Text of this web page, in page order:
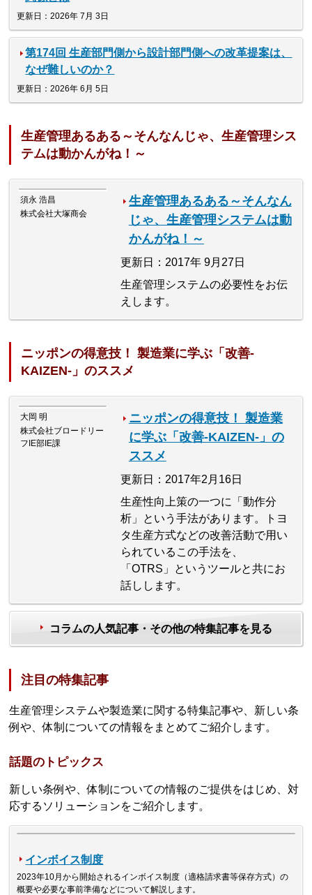
更新日：2026年 7月 3日
第174回 生産部門側から設計部門側への改革提案は、
なぜ難しいのか？
更新日：2026年 6月 5日
生産管理あるある～そんなんじゃ、生産管理シス
テムは動かんがね！～
生産管理あるある～そんなん
じゃ、生産管理システムは動
かんがね！～
更新日：2017年 9月27日
生産管理システムの必要性をお伝
えします。
須永 浩昌
株式会社大塚商会
ニッポンの得意技！ 製造業に学ぶ「改善-
KAIZEN-」のススメ
ニッポンの得意技！ 製造業
に学ぶ「改善-KAIZEN-」の
ススメ
更新日：2017年2月16日
生産性向上策の一つに「動作分
析」という手法があります。トヨ
タ生産方式などの改善活動で用い
られているこの手法を、
「OTRS」というツールと共にお
話しします。
大岡 明
株式会社ブロードリー
フIE部IE課
コラムの人気記事・その他の特集記事を見る
注目の特集記事
生産管理システムや製造業に関する特集記事や、新しい条
例や、体制についての情報をまとめてご紹介します。
話題のトピックス
新しい条例や、体制についての情報のご提供をはじめ、対
応するソリューションをご紹介します。
インボイス制度
2023年10月から開始されるインボイス制度（適格請求書等保存方式）の
概要や必要な事前準備などについて解説します。